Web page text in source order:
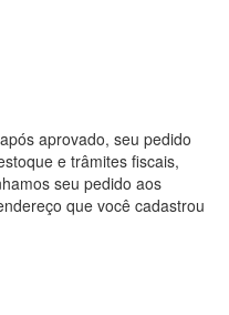
aprovado, seu pedido
e trâmites fiscais,
seu pedido aos
que você cadastrou